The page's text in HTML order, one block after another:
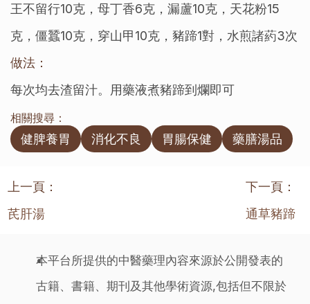
王不留行10克，母丁香6克，漏蘆10克，天花粉15
克，僵蠶10克，穿山甲10克，豬蹄1對，水煎諸葯3次
做法：
每次均去渣留汁。用藥液煮豬蹄到爛即可
相關搜尋：
健脾養胃 消化不良 胃腸保健 藥膳湯品
上一頁：
芪肝湯
下一頁：
通草豬蹄
本平台所提供的中醫藥理內容來源於公開發表的
古籍、書籍、期刊及其他學術資源,包括但不限於